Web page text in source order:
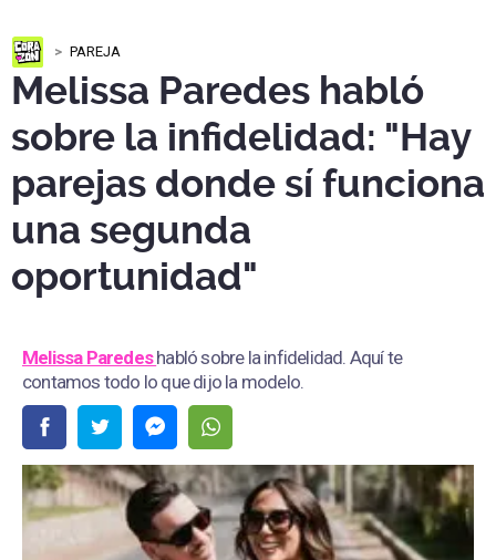
PAREJA
Melissa Paredes habló
sobre la infidelidad: "Hay
parejas donde sí funciona
una segunda
oportunidad"
Melissa Paredeshabló sobre la infidelidad. Aquí te
contamos todo lo que dijo la modelo.